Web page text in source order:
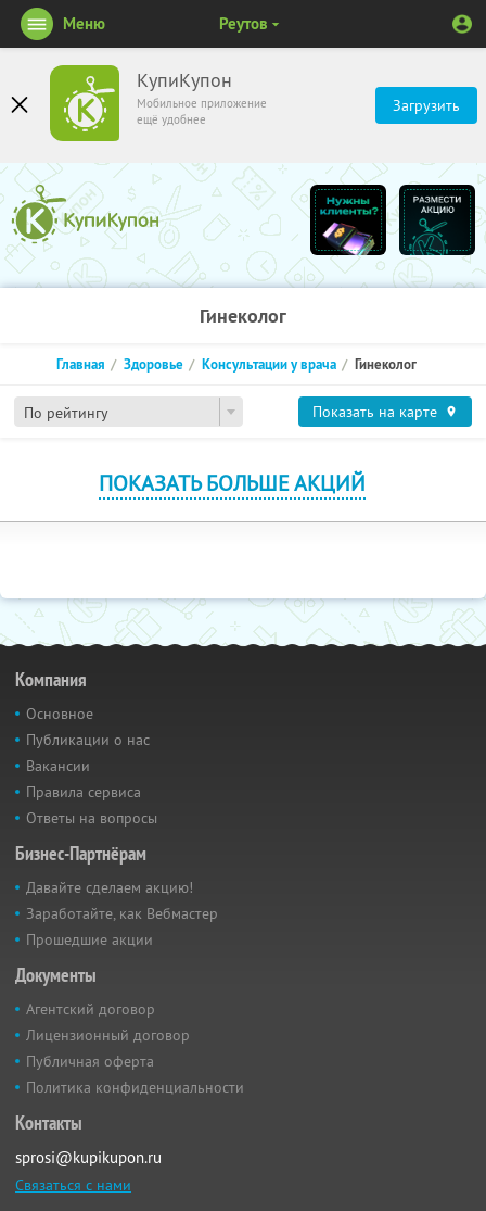
КупиКупон
Мобильное приложение
ещё удобнее
Загрузить
Меню Реутов
Гинеколог
По рейтингу
Главная Здоровье Консультации у врача Гинеколог
Показать на карте
ПОКАЗАТЬ БОЛЬШЕ АКЦИЙ
Компания
Основное
Публикации о нас
Вакансии
Правила сервиса
Ответы на вопросы
Бизнес-Партнёрам
Давайте сделаем акцию!
Заработайте, как Вебмастер
Прошедшие акции
Документы
Агентский договор
Лицензионный договор
Публичная оферта
Политика конфиденциальности
Контакты
sprosi@kupikupon.ru
Связаться с нами